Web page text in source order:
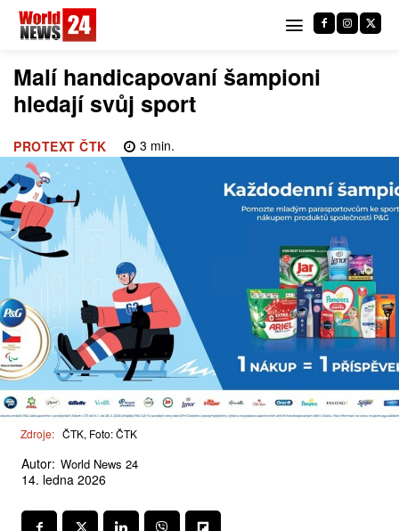
Malí handicapovaní šampioni
hledají svůj sport
PROTEXT ČTK 3 min.
Zdroje: ČTK, Foto: ČTK
Autor: World News 24
14. ledna 2026